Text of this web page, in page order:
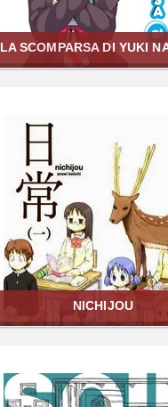
LA SCOMPARSA DI YUKI
NICHIJOU